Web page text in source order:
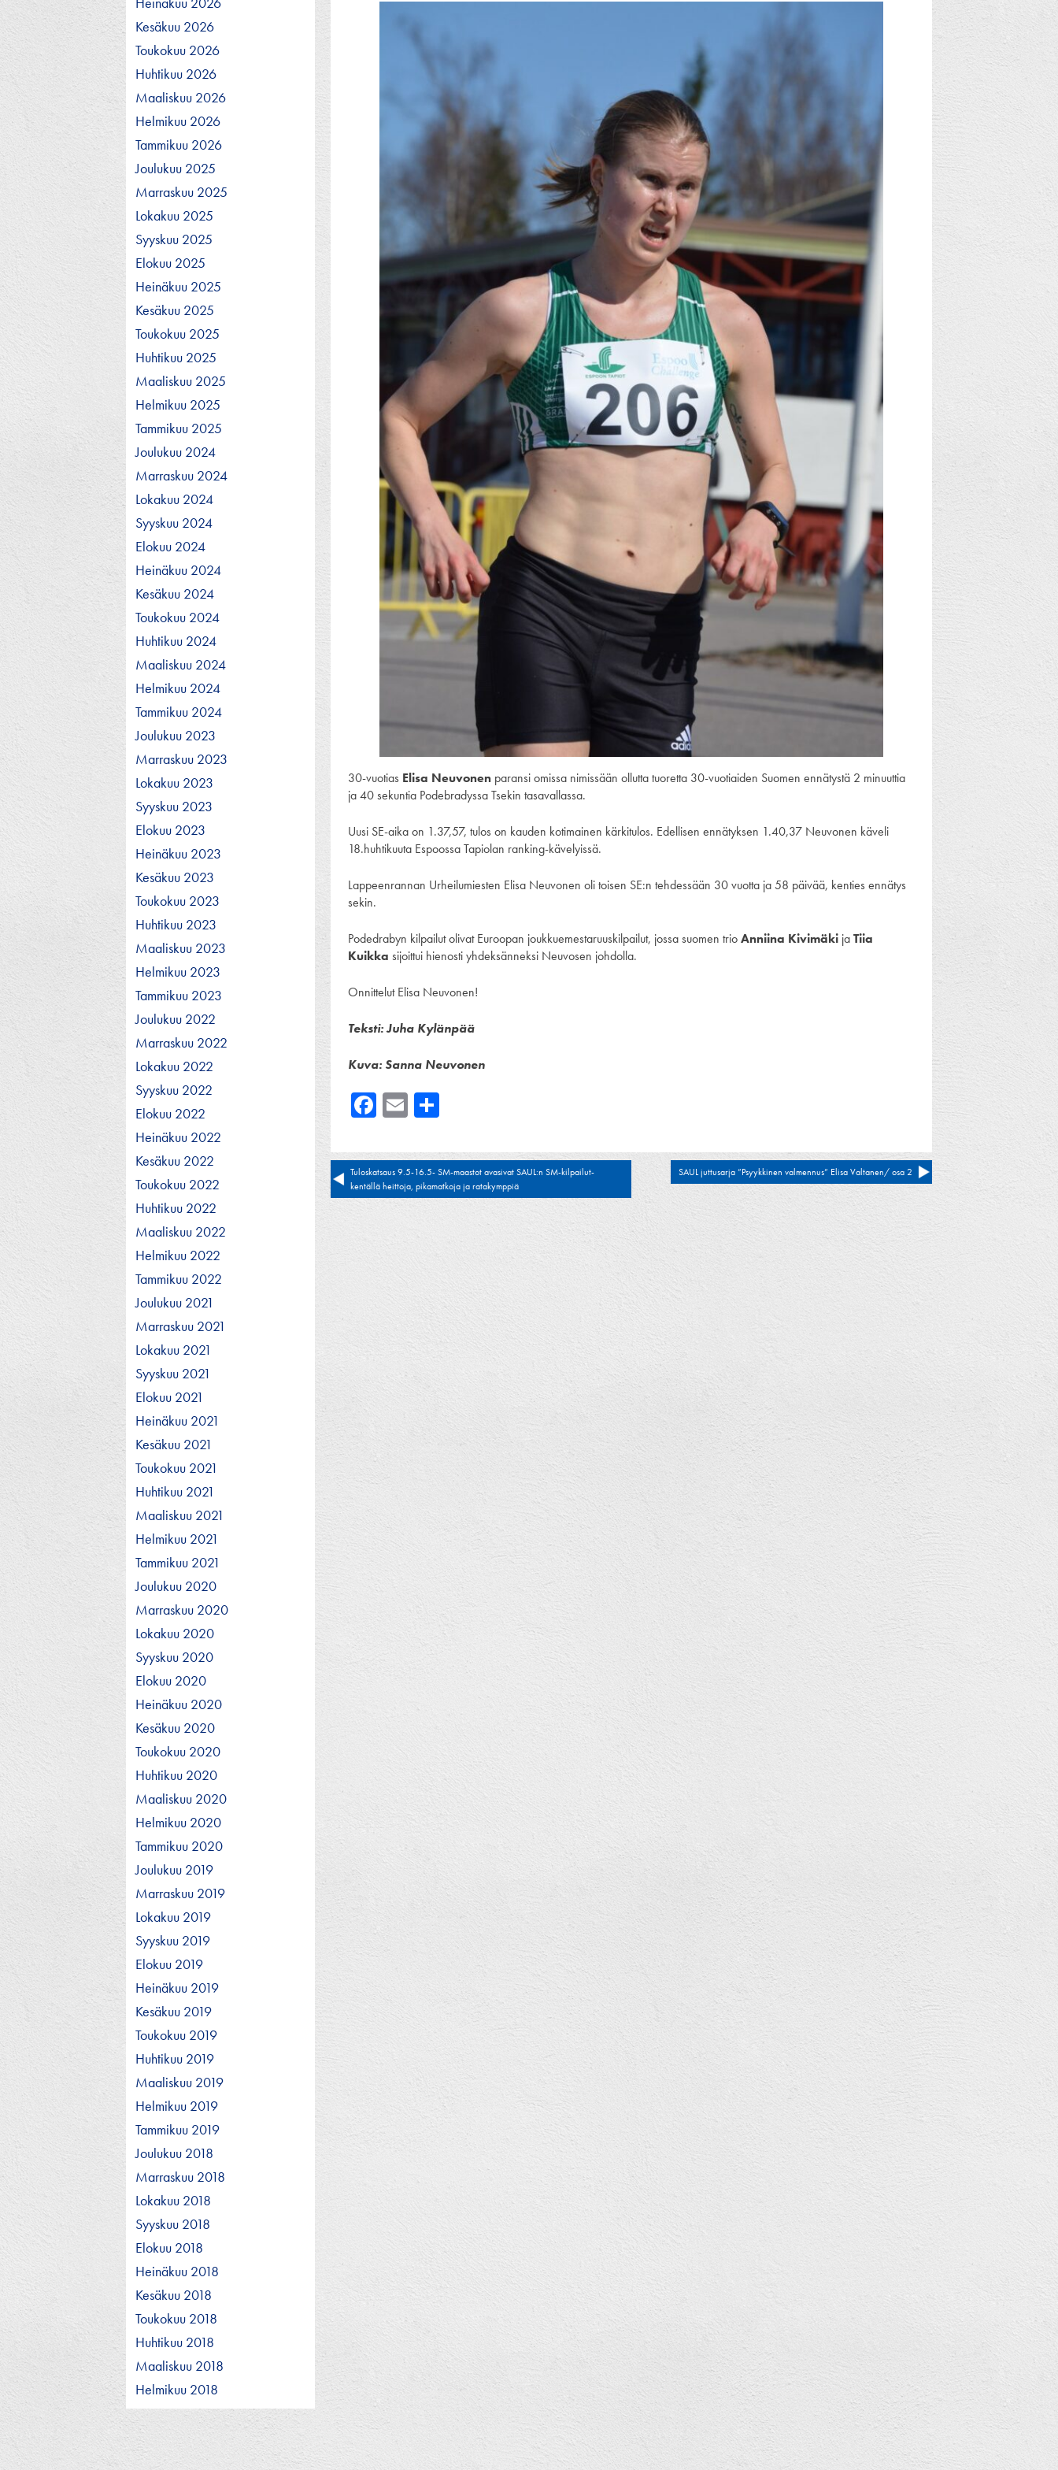
Kesäkuu 2026
Toukokuu 2026
Huhtikuu 2026
Maaliskuu 2026
Helmikuu 2026
Tammikuu 2026
Joulukuu 2025
Marraskuu 2025
Lokakuu 2025
Syyskuu 2025
Elokuu 2025
Heinäkuu 2025
Kesäkuu 2025
Toukokuu 2025
Huhtikuu 2025
Maaliskuu 2025
Helmikuu 2025
Tammikuu 2025
Joulukuu 2024
Marraskuu 2024
Lokakuu 2024
Syyskuu 2024
Elokuu 2024
Heinäkuu 2024
Kesäkuu 2024
Toukokuu 2024
Huhtikuu 2024
Maaliskuu 2024
Helmikuu 2024
Tammikuu 2024
Joulukuu 2023
Marraskuu 2023
Lokakuu 2023
Syyskuu 2023
Elokuu 2023
Heinäkuu 2023
Kesäkuu 2023
Toukokuu 2023
Huhtikuu 2023
Maaliskuu 2023
Helmikuu 2023
Tammikuu 2023
Joulukuu 2022
Marraskuu 2022
Lokakuu 2022
Syyskuu 2022
Elokuu 2022
Heinäkuu 2022
Kesäkuu 2022
Toukokuu 2022
Huhtikuu 2022
Maaliskuu 2022
Helmikuu 2022
Tammikuu 2022
Joulukuu 2021
Marraskuu 2021
Lokakuu 2021
Syyskuu 2021
Elokuu 2021
Heinäkuu 2021
Kesäkuu 2021
Toukokuu 2021
Huhtikuu 2021
Maaliskuu 2021
Helmikuu 2021
Tammikuu 2021
Joulukuu 2020
Marraskuu 2020
Lokakuu 2020
Syyskuu 2020
Elokuu 2020
Heinäkuu 2020
Kesäkuu 2020
Toukokuu 2020
Huhtikuu 2020
Maaliskuu 2020
Helmikuu 2020
Tammikuu 2020
Joulukuu 2019
Marraskuu 2019
Lokakuu 2019
Syyskuu 2019
Elokuu 2019
Heinäkuu 2019
Kesäkuu 2019
Toukokuu 2019
Huhtikuu 2019
Maaliskuu 2019
Helmikuu 2019
Tammikuu 2019
Joulukuu 2018
Marraskuu 2018
Lokakuu 2018
Syyskuu 2018
Elokuu 2018
Heinäkuu 2018
Kesäkuu 2018
Toukokuu 2018
Huhtikuu 2018
Maaliskuu 2018
Helmikuu 2018
30-vuotias Elisa Neuvonen paransi omissa nimissään ollutta tuoretta 30-vuotiaiden Suomen ennätystä 2 minuuttia
ja 40 sekuntia Podebradyssa Tsekin tasavallassa.
Uusi SE-aika on 1.37,57, tulos on kauden kotimainen kärkitulos. Edellisen ennätyksen 1.40,37 Neuvonen käveli
18.huhtikuuta Espoossa Tapiolan ranking-kävelyissä.
Lappeenrannan Urheilumiesten Elisa Neuvonen oli toisen SE:n tehdessään 30 vuotta ja 58 päivää, kenties ennätys
sekin.
Podedrabyn kilpailut olivat Euroopan joukkuemestaruuskilpailut, jossa suomen trioAnniina Kivimäki jaTiia
Kuikka sijoittui hienosti yhdeksänneksi Neuvosen johdolla.
Onnittelut Elisa Neuvonen!
Teksti: Juha Kylänpää
Kuva: Sanna Neuvonen
Facebook
Email
Artikkelien
selaus
Tuloskatsaus 9.5-16.5- SM-maastot avasivat SAUL:n SM-kilpailut-
kentällä heittoja, pikamatkoja ja ratakymppiä
SAUL juttusarja ”Psyykkinen valmennus” Elisa Valtanen/ osa 2